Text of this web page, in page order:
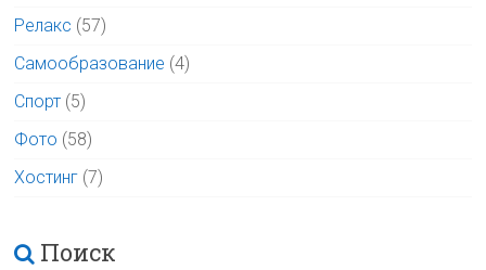
Релакс (57)
Самообразование (4)
Спорт (5)
Фото (58)
Хостинг (7)
Поиск